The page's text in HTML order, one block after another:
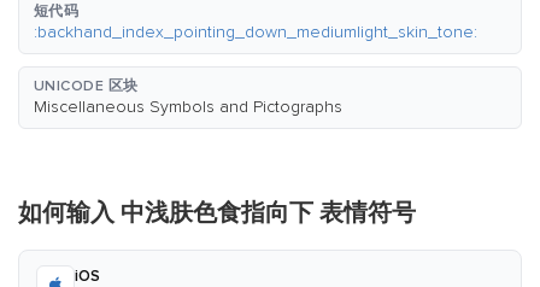
短代码
:backhand_index_pointing_down_mediumlight_skin_tone:
UNICODE 区块
Miscellaneous Symbols and Pictographs
如何输入 中浅肤色食指向下 表情符号
iOS